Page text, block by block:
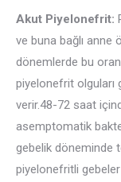
Akut Piyelonefrit:
ve buna bağlı anne
dönemlerde bu
piyelonefrit olguları
verir.48-72 saat
asemptomatik
gebelik döneminde
piyelonefritli